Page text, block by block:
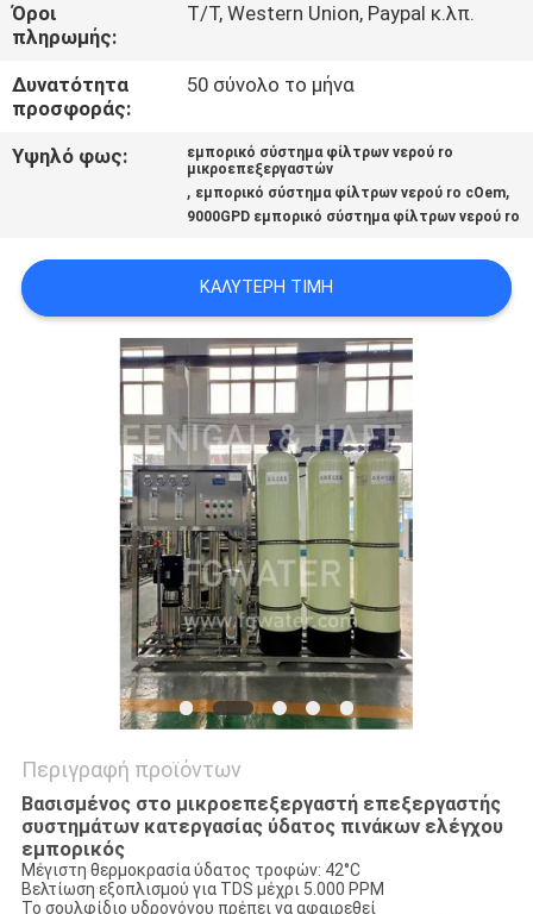
ΖΗΤΉΣΤΕ
ΈΝΑ
ΑΠΌΣΠΑΣΜΑ
PRIVACY
POLICY
Όροι
πληρωμής:
T/T, Western Union, Paypal κ.λπ.
Δυνατότητα
προσφοράς:
50 σύνολο το μήνα
Υψηλό φως:
εμπορικό σύστημα φίλτρων νερού ro
μικροεπεξεργαστών
, εμπορικό σύστημα φίλτρων νερού ro cOem,
9000GPD εμπορικό σύστημα φίλτρων νερού ro
ΚΑΛΎΤΕΡΗ ΤΙΜΉ
Περιγραφή προϊόντων
Βασισμένος στο μικροεπεξεργαστή επεξεργαστής
συστημάτων κατεργασίας ύδατος πινάκων ελέγχου
εμπορικός
Μέγιστη θερμοκρασία ύδατος τροφών: 42°C
Βελτίωση εξοπλισμού για TDS μέχρι 5.000 PPM
Το σουλφίδιο υδρογόνου πρέπει να αφαιρεθεί